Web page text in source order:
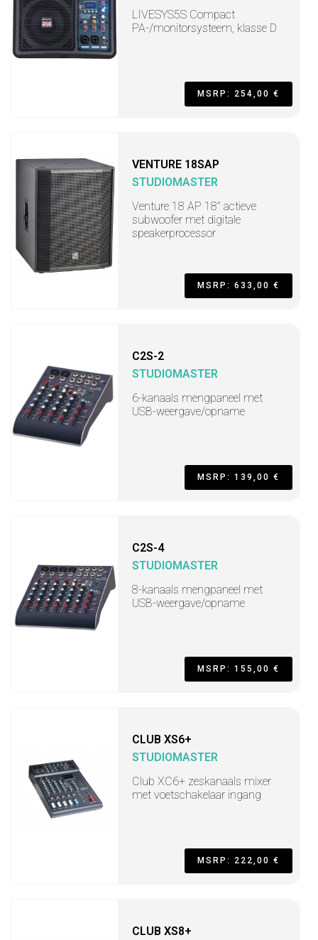
LIVESYS5S Compact
PA-/monitorsysteem, klasse D
MSRP: 254,00 €
VENTURE 18SAP
STUDIOMASTER
Venture 18 AP 18" actieve
subwoofer met digitale
speakerprocessor
MSRP: 633,00 €
C2S-2
STUDIOMASTER
6-kanaals mengpaneel met
USB-weergave/opname
MSRP: 139,00 €
C2S-4
STUDIOMASTER
8-kanaals mengpaneel met
USB-weergave/opname
MSRP: 155,00 €
CLUB XS6+
STUDIOMASTER
Club XC6+ zeskanaals mixer
met voetschakelaar ingang
MSRP: 222,00 €
CLUB XS8+